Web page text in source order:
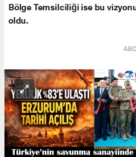
Bölge Temsilciliği ise bu
oldu.